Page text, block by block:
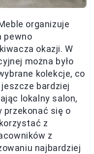
organizuje
pewno
okazji. W
można było
kolekcje, co
bardziej
lokalny salon,
przekonać się o
z
z
najbardziej